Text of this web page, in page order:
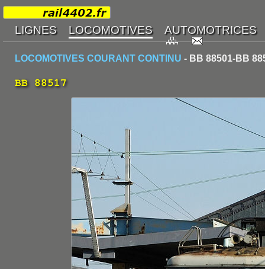
LOCOMOTIVES COURANT CONTINU - BB 88501-BB
BB 88517